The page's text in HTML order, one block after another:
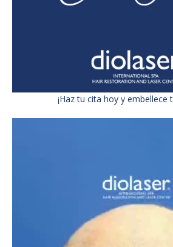
¡Haz tu cita hoy y embellece